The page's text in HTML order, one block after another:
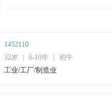
1452110
32岁
6-10年
初中
工业/工厂/制造业